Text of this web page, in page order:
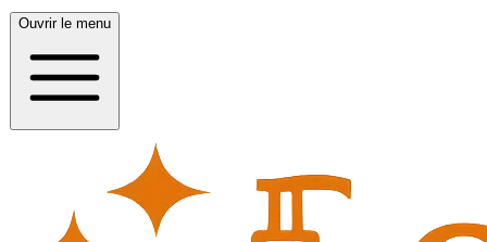
Ouvrir le menu